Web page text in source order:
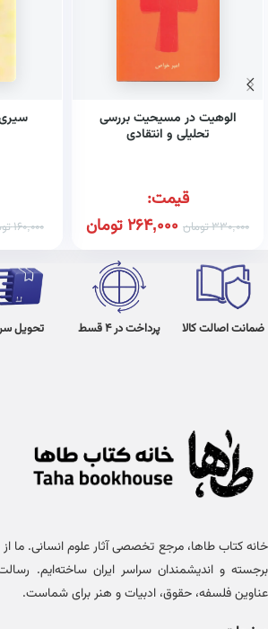
الوهیت در مسیحیت بررسی
تحلیلی و انتقادی
قیمت:
330,000تومان 264,000تومان 160,000
ضمانت اصالت کالا پرداخت در 4 قسط تحویل
برجسته و اندیشمندان سراسر ایران ساخته‌ایم.
عناوین فلسفه، حقوق، ادبیات و هنر برای شماست.